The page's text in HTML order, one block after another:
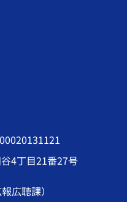
4丁目21番27号
広聴課）